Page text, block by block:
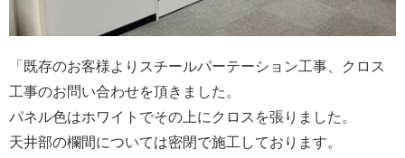
「既存のお客様よりスチールパーテーション工事、クロス
工事のお問い合わせを頂きました。
パネル色はホワイトでその上にクロスを張りました。
天井部の欄間については密閉で施工しております。